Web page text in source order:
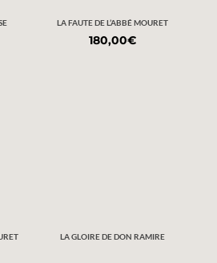
LA FAUTE DE L’ABBÉ MOURET
180,00€
LA GLOIRE DE DON RAMIRE